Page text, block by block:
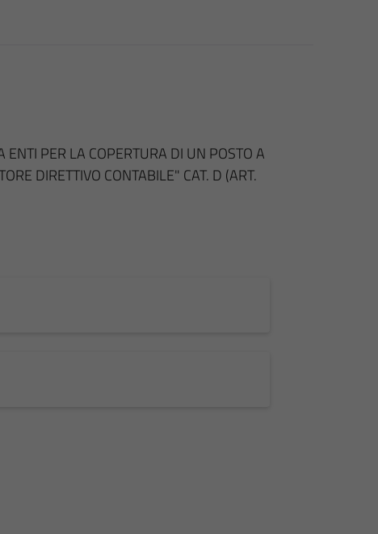
PER LA COPERTURA DI UN POSTO A
DIRETTIVO CONTABILE" CAT. D (ART.